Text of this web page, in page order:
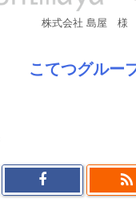
株式会社 島屋 様
こてつグルー
